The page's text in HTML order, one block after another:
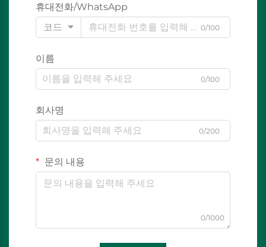
휴대전화/WhatsApp
코드
0/100
이름
0/100
회사명
0/200
문의 내용
0/1000